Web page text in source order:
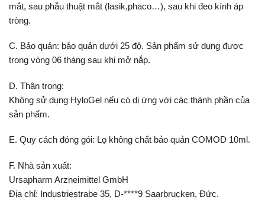
mắt, sau phẫu thuật mắt (lasik,phaco…), sau khi đeo kính áp
tròng.
C. Bảo quản: bảo quản dưới 25 độ. Sản phẩm sử dụng được
trong vòng 06 tháng sau khi mở nắp.
D. Thận trọng:
Không sử dụng HyloGel nếu có dị ứng với các thành phần của
sản phẩm.
E. Quy cách đóng gói: Lọ không chất bảo quản COMOD 10ml.
F. Nhà sản xuất:
Ursapharm Arzneimittel GmbH
Địa chỉ: Industriestrabe 35, D-****9 Saarbrucken, Đức.